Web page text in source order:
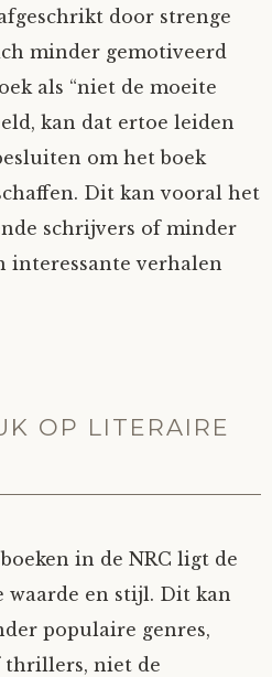
door strenge
minder gemotiveerd
als “niet de moeite
kan dat ertoe leiden
om het boek
Dit kan vooral het
schrijvers of minder
interessante verhalen
OP LITERAIRE
in de NRC ligt de
en stijl. Dit kan
populaire genres,
thrillers, niet de